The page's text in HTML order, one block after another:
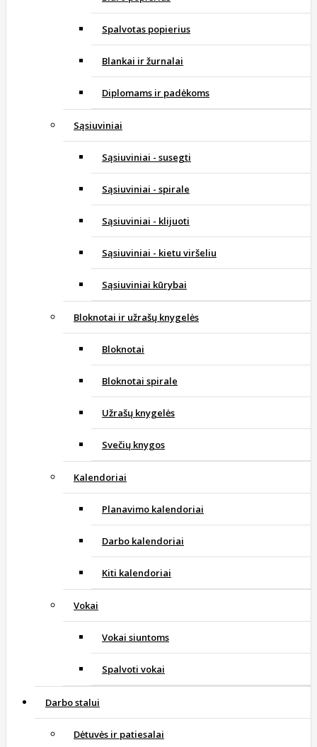
Spalvotas popierius
Blankai ir žurnalai
Diplomams ir padėkoms
Sąsiuviniai
Sąsiuviniai - susegti
Sąsiuviniai - spirale
Sąsiuviniai - klijuoti
Sąsiuviniai - kietu viršeliu
Sąsiuviniai kūrybai
Bloknotai ir užrašų knygelės
Bloknotai
Bloknotai spirale
Užrašų knygelės
Svečių knygos
Kalendoriai
Planavimo kalendoriai
Darbo kalendoriai
Kiti kalendoriai
Vokai
Vokai siuntoms
Spalvoti vokai
Darbo stalui
Dėtuvės ir patiesalai